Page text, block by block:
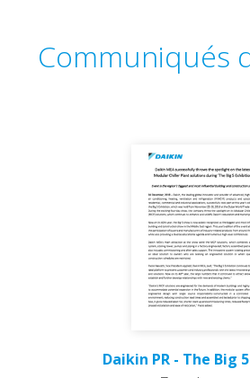
Communiqués
Daikin PR - The Big